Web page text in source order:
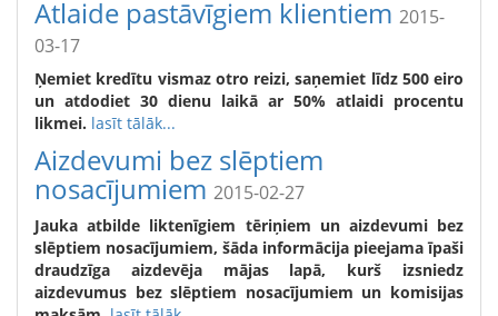
Atlaide pastāvīgiem klientiem 2015-
03-17
Ņemiet kredītu vismaz otro reizi, saņemiet līdz 500 eiro
un atdodiet 30 dienu laikā ar 50% atlaidi procentu
likmei. lasīt tālāk...
Aizdevumi bez slēptiem
nosacījumiem 2015-02-27
Jauka atbilde liktenīgiem tēriņiem un aizdevumi bez
slēptiem nosacījumiem, šāda informācija pieejama īpaši
draudzīga aizdevēja mājas lapā, kurš izsniedz
aizdevumus bez slēptiem nosacījumiem un komisijas